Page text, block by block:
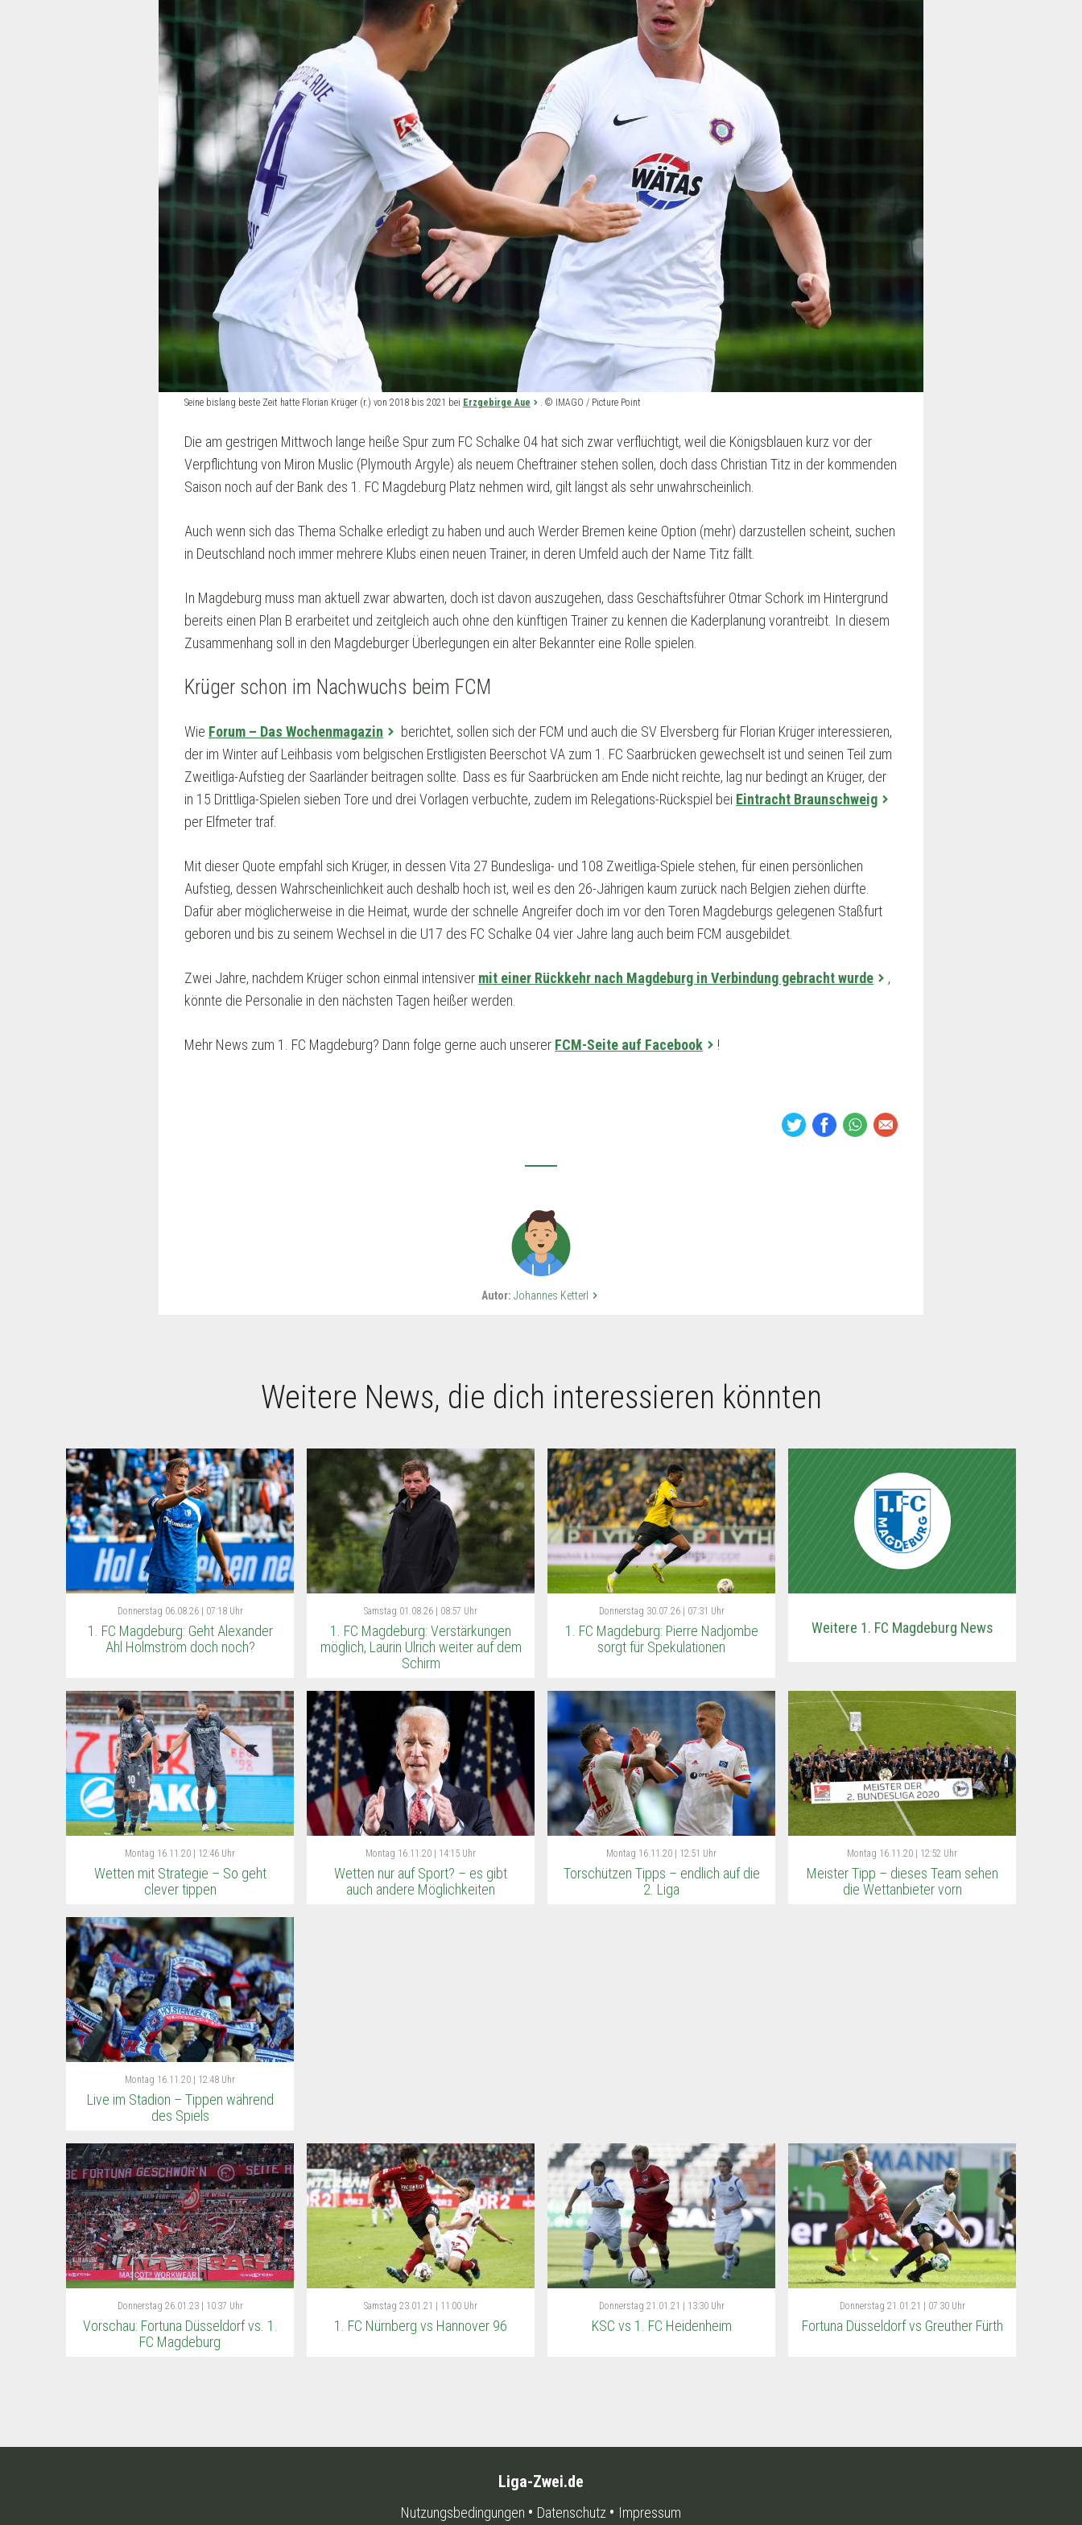
Seine bislang beste Zeit hatte Florian Krüger (r.) von 2018 bis 2021 bei Erzgebirge Aue . © IMAGO / Picture Point
Die am gestrigen Mittwoch lange heiße Spur zum FC Schalke 04 hat sich zwar verflüchtigt, weil die Königsblauen kurz vor der
Verpflichtung von Miron Muslic (Plymouth Argyle) als neuem Cheftrainer stehen sollen, doch dass Christian Titz in der kommenden
Saison noch auf der Bank des 1. FC Magdeburg Platz nehmen wird, gilt längst als sehr unwahrscheinlich.
Auch wenn sich das Thema Schalke erledigt zu haben und auch Werder Bremen keine Option (mehr) darzustellen scheint, suchen
in Deutschland noch immer mehrere Klubs einen neuen Trainer, in deren Umfeld auch der Name Titz fällt.
In Magdeburg muss man aktuell zwar abwarten, doch ist davon auszugehen, dass Geschäftsführer Otmar Schork im Hintergrund
bereits einen Plan B erarbeitet und zeitgleich auch ohne den künftigen Trainer zu kennen die Kaderplanung vorantreibt. In diesem
Zusammenhang soll in den Magdeburger Überlegungen ein alter Bekannter eine Rolle spielen.
Krüger schon im Nachwuchs beim FCM
Wie Forum – Das Wochenmagazin
berichtet, sollen sich der FCM und auch die SV Elversberg für Florian Krüger interessieren,
der im Winter auf Leihbasis vom belgischen Erstligisten Beerschot VA zum 1. FC Saarbrücken gewechselt ist und seinen Teil zum
Zweitliga-Aufstieg der Saarländer beitragen sollte. Dass es für Saarbrücken am Ende nicht reichte, lag nur bedingt an Krüger, der
in 15 Drittliga-Spielen sieben Tore und drei Vorlagen verbuchte, zudem im Relegations-Rückspiel bei Eintracht Braunschweig
per Elfmeter traf.
Mit dieser Quote empfahl sich Krüger, in dessen Vita 27 Bundesliga- und 108 Zweitliga-Spiele stehen, für einen persönlichen
Aufstieg, dessen Wahrscheinlichkeit auch deshalb hoch ist, weil es den 26-Jährigen kaum zurück nach Belgien ziehen dürfte.
Dafür aber möglicherweise in die Heimat, wurde der schnelle Angreifer doch im vor den Toren Magdeburgs gelegenen Staßfurt
geboren und bis zu seinem Wechsel in die U17 des FC Schalke 04 vier Jahre lang auch beim FCM ausgebildet.
Zwei Jahre, nachdem Krüger schon einmal intensiver mit einer Rückkehr nach Magdeburg in Verbindung gebracht wurde
,
könnte die Personalie in den nächsten Tagen heißer werden.
Mehr News zum 1. FC Magdeburg? Dann folge gerne auch unserer FCM-Seite auf Facebook !
Autor: Johannes Ketterl keyboard_arrow_right
Weitere News, die dich interessieren könnten
Donnerstag 06.08.26 | 07:18 Uhr
1. FC Magdeburg: Geht Alexander
Ahl Holmström doch noch?
Samstag 01.08.26 | 08:57 Uhr
1. FC Magdeburg: Verstärkungen
möglich, Laurin Ulrich weiter auf dem
Schirm
Donnerstag 30.07.26 | 07:31 Uhr
1. FC Magdeburg: Pierre Nadjombe
sorgt für Spekulationen
Weitere 1. FC Magdeburg News
Montag 16.11.20 | 12:46 Uhr
Wetten mit Strategie – So geht
clever tippen
Montag 16.11.20 | 14:15 Uhr
Wetten nur auf Sport? – es gibt
auch andere Möglichkeiten
Montag 16.11.20 | 12:51 Uhr
Torschützen Tipps – endlich auf die
2. Liga
Montag 16.11.20 | 12:52 Uhr
Meister Tipp – dieses Team sehen
die Wettanbieter vorn
Montag 16.11.20 | 12:48 Uhr
Live im Stadion – Tippen während
des Spiels
Donnerstag 26.01.23 | 10:37 Uhr
Vorschau: Fortuna Düsseldorf vs. 1.
FC Magdeburg
Samstag 23.01.21 | 11:00 Uhr
1. FC Nürnberg vs Hannover 96
Donnerstag 21.01.21 | 13:30 Uhr
KSC vs 1. FC Heidenheim
Donnerstag 21.01.21 | 07:30 Uhr
Fortuna Düsseldorf vs Greuther Fürth
Liga-Zwei.de
Nutzungsbedingungen Datenschutz Impressum